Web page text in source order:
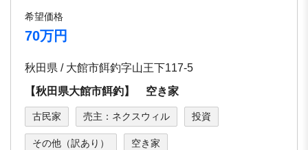
希望価格
70万円
秋田県 / 大館市餌釣字山王下117-5
【秋田県大館市餌釣】 空き家
古民家 売主：ネクスウィル 投資
その他（訳あり） 空き家